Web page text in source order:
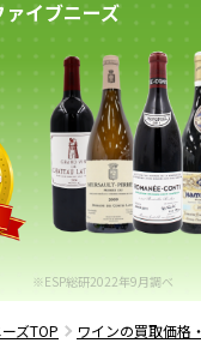
イブニーズ
※ESP総研2022年9月調べ
ズTOP ワインの買取価格